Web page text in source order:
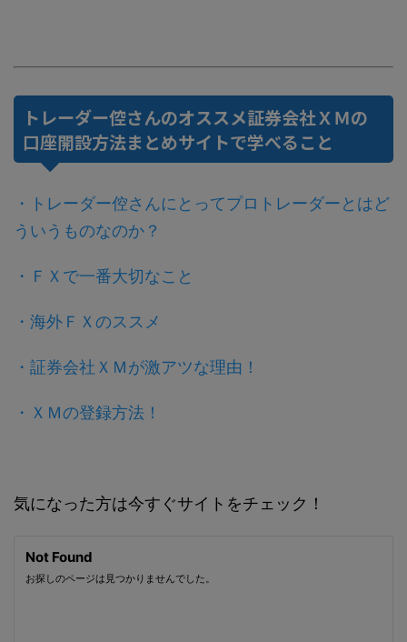
トレーダー倥さんのオススメ証券会社ＸＭの
口座開設方法まとめサイトで学べること
・トレーダー倥さんにとってプロトレーダーとはど
ういうものなのか？
・ＦＸで一番大切なこと
・海外ＦＸのススメ
・証券会社ＸＭが激アツな理由！
・ＸＭの登録方法！
気になった方は今すぐサイトをチェック！